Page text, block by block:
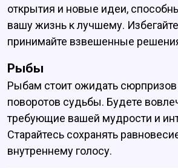
открытия и новые идеи,
вашу жизнь к лучшему.
принимайте взвешенные
Рыбы
Рыбам стоит ожидать
поворотов судьбы. Будете
требующие вашей мудрости и
Старайтесь сохранять
внутреннему голосу.